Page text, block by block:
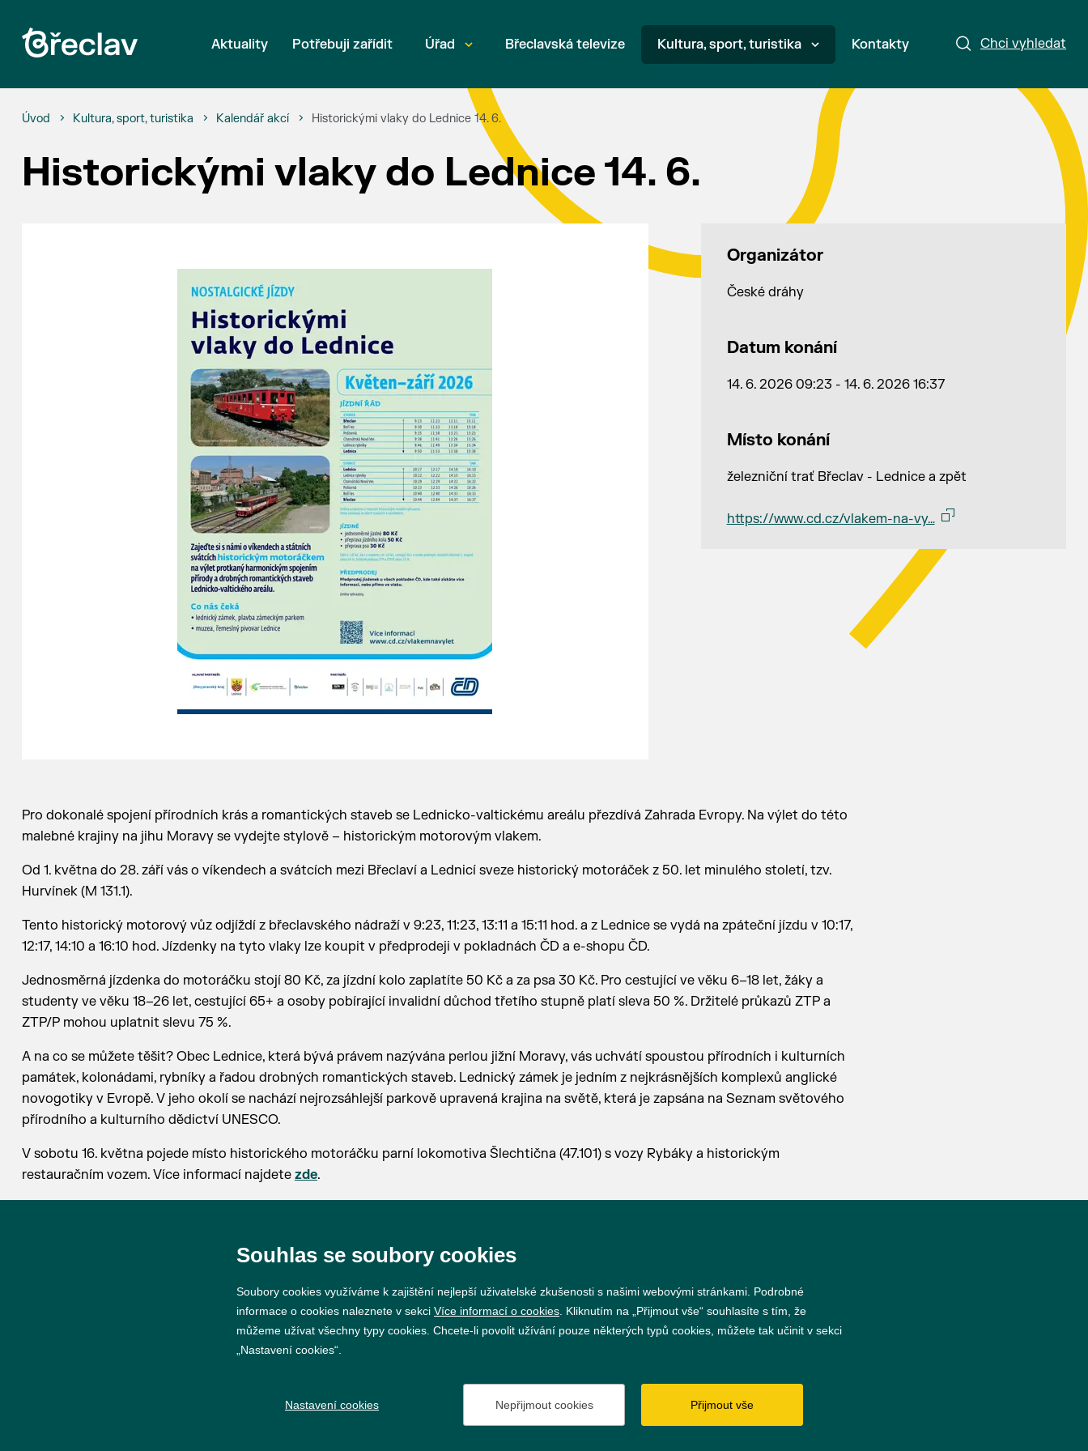
Chci vyhledat
Aktuality Potřebuji zařídit Úřad Břeclavská televize Kultura, sport, turistika Kontakty
Úvod Kultura, sport, turistika Kalendář akcí Historickými vlaky do Lednice 14. 6.
Historickými vlaky do Lednice 14. 6.
Organizátor
České dráhy
Datum konání
14. 6. 2026 09:23 - 14. 6. 2026 16:37
Místo konání
železniční trať Břeclav - Lednice a zpět
https://www.cd.cz/vlakem-na-vy…
Pro dokonalé spojení přírodních krás a romantických staveb se Lednicko-valtickému areálu přezdívá Zahrada Evropy. Na výlet do této
malebné krajiny na jihu Moravy se vydejte stylově – historickým motorovým vlakem.
Od 1. května do 28. září vás o víkendech a svátcích mezi Břeclaví a Lednicí sveze historický motoráček z 50. let minulého století, tzv.
Hurvínek (M 131.1).
Tento historický motorový vůz odjíždí z břeclavského nádraží v 9:23, 11:23, 13:11 a 15:11 hod. a z Lednice se vydá na zpáteční jízdu v 10:17,
12:17, 14:10 a 16:10 hod. Jízdenky na tyto vlaky lze koupit v předprodeji v pokladnách ČD a e-shopu ČD.
Jednosměrná jízdenka do motoráčku stojí 80 Kč, za jízdní kolo zaplatíte 50 Kč a za psa 30 Kč. Pro cestující ve věku 6–18 let, žáky a
studenty ve věku 18–26 let, cestující 65+ a osoby pobírající invalidní důchod třetího stupně platí sleva 50 %. Držitelé průkazů ZTP a
ZTP/P mohou uplatnit slevu 75 %.
A na co se můžete těšit? Obec Lednice, která bývá právem nazývána perlou jižní Moravy, vás uchvátí spoustou přírodních i kulturních
památek, kolonádami, rybníky a řadou drobných romantických staveb. Lednický zámek je jedním z nejkrásnějších komplexů anglické
novogotiky v Evropě. V jeho okolí se nachází nejrozsáhlejší parkově upravená krajina na světě, která je zapsána na Seznam světového
přírodního a kulturního dědictví UNESCO.
V sobotu 16. května pojede místo historického motoráčku parní lokomotiva Šlechtična (47.101) s vozy Rybáky a historickým
restauračním vozem. Více informací najdete zde.
VytvořilwebProgress
Souhlas se soubory cookies
Soubory cookies využíváme k zajištění nejlepší uživatelské zkušenosti s našimi webovými stránkami. Podrobné
informace o cookies naleznete v sekci Více informací o cookies . Kliknutím na „Přijmout vše“ souhlasíte s tím, že
můžeme užívat všechny typy cookies. Chcete-li povolit užívání pouze některých typů cookies, můžete tak učinit v sekci
„Nastavení cookies“.
Přijmout vše
Nepřijmout cookies
Nastavení cookies